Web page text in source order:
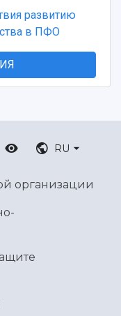
развитию
в ПФО
RU
организации